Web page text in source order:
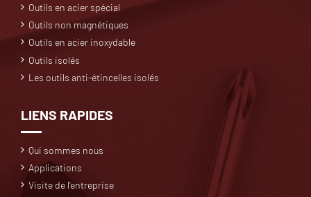
Outils en acier spécial
Outils non magnétiques
Outils en acier inoxydable
Outils isolés
Les outils anti-étincelles isolés
LIENS RAPIDES
Qui sommes nous
Applications
Visite de l'entreprise